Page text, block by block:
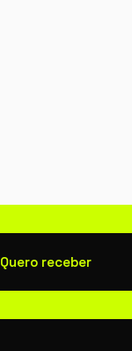
Quero receber